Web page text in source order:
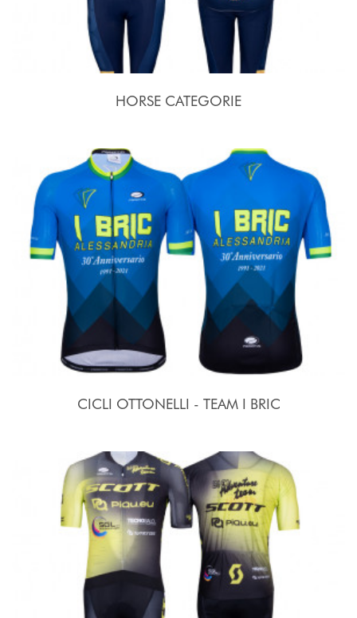
HORSE CATEGORIE
CICLI OTTONELLI - TEAM I BRIC